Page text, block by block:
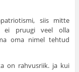
siis mitte
ei pruugi veel olla
oma nimel tehtud
on rahvus­riik. ja kui